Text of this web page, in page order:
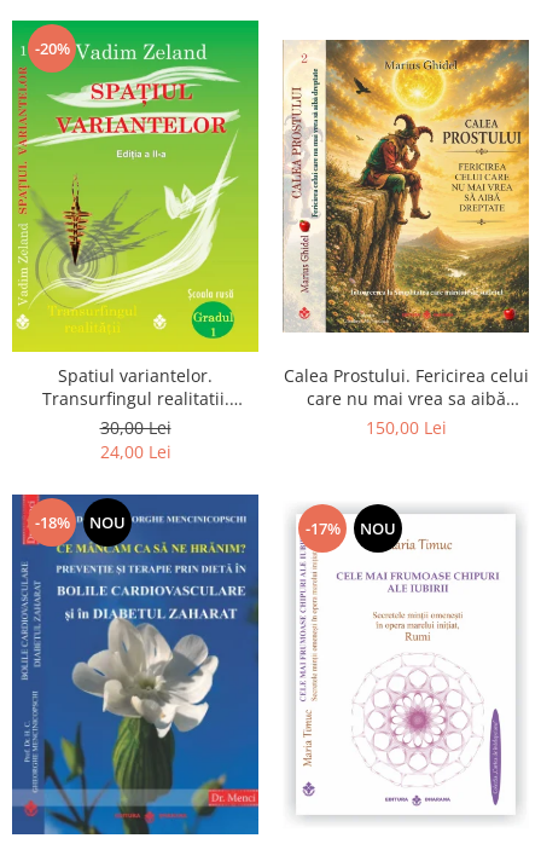
-20%
Spatiul variantelor.
Transurfingul realitatii.
Gradul 1. Cum sa ne
dezvoltam intuitia si sa ne
30,00 Lei
24,00 Lei
Calea Prostului. Fericirea celui
care nu mai vrea sa aibă
dreptate - Intoarcerea la
150,00 Lei
-18% NOU -17% NOU